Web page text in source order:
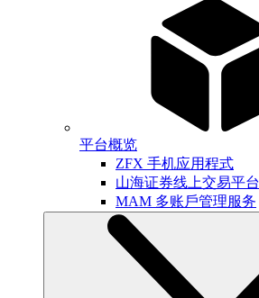
平台概览
ZFX 手机应用程式
山海证券线上交易平台
MAM 多账戶管理服务